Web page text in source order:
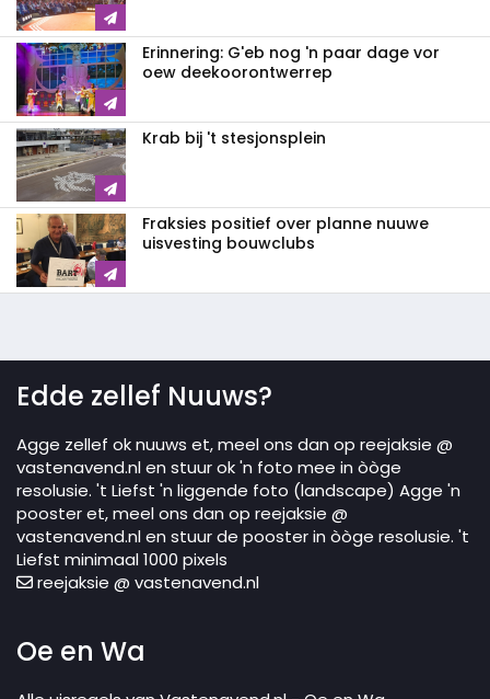
Erinnering: G'eb nog 'n paar dage vor
oew deekoorontwerrep
Krab bij 't stesjonsplein
Fraksies positief over planne nuuwe
uisvesting bouwclubs
Edde zellef Nuuws?
Agge zellef ok nuuws et, meel ons dan op reejaksie @
vastenavend.nl en stuur ok 'n foto mee in òòge
resolusie. 't Liefst 'n liggende foto (landscape) Agge 'n
pooster et, meel ons dan op reejaksie @
vastenavend.nl en stuur de pooster in òòge resolusie. 't
Liefst minimaal 1000 pixels
reejaksie @ vastenavend.nl
Oe en Wa